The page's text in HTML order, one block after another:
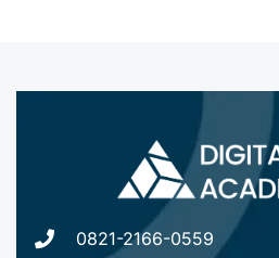
0821-2166-0559